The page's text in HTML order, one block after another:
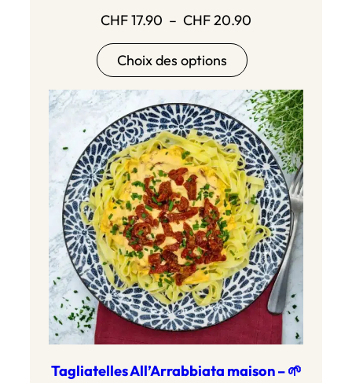
CHF17.90 – CHF20.90
à
CHF 20.90
Choix des options
Tagliatelles All’Arrabbiata maison – 🌱